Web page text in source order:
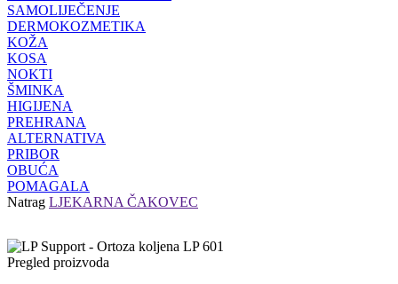
SAMOLIJEČENJE
DERMOKOZMETIKA
KOŽA
KOSA
NOKTI
ŠMINKA
HIGIJENA
PREHRANA
ALTERNATIVA
PRIBOR
OBUĆA
POMAGALA
Natrag LJEKARNA ČAKOVEC
Pregled proizvoda